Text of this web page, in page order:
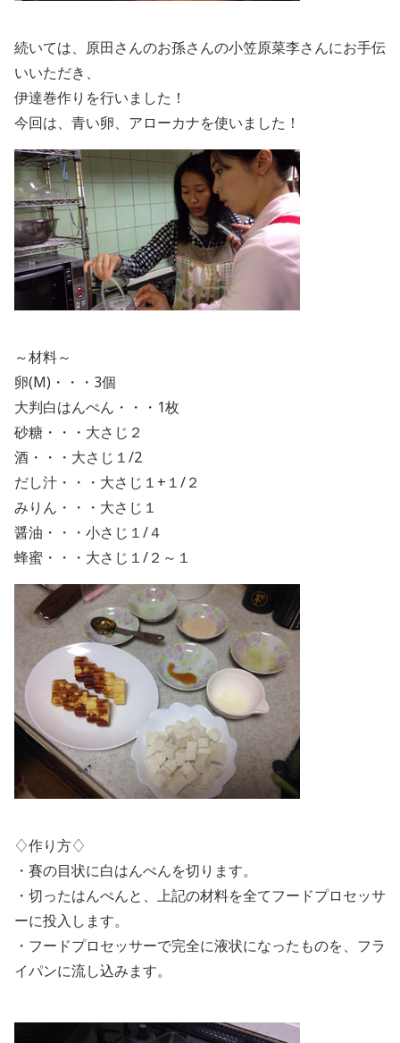
続いては、原田さんのお孫さんの小笠原菜李さんにお手伝
いいただき、
伊達巻作りを行いました！
今回は、青い卵、アローカナを使いました！
～材料～
卵(M)・・・3個
大判白はんぺん・・・1枚
砂糖・・・大さじ２
酒・・・大さじ１/2
だし汁・・・大さじ１+１/２
みりん・・・大さじ１
醤油・・・小さじ１/４
蜂蜜・・・大さじ１/２～１
♢作り方♢
・賽の目状に白はんぺんを切ります。
・切ったはんぺんと、上記の材料を全てフードプロセッサ
ーに投入します。
・フードプロセッサーで完全に液状になったものを、フラ
イパンに流し込みます。